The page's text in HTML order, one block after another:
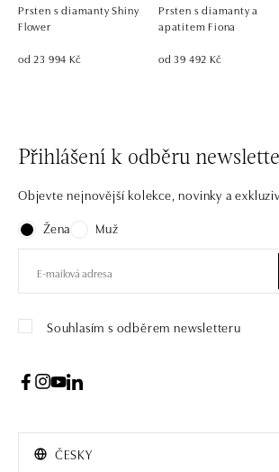
Prsten s diamanty Shiny
Flower
od 23 994 Kč
Prsten s diamanty a
apatitem Fiona
od 39 492 Kč
Přihlášení k odběru
Objevte nejnovější kolekce, novinky a
Žena
Muž
Souhlasím s odběrem newsletteru
ČESKY